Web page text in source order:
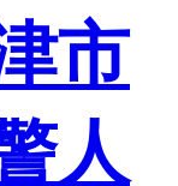
市
人